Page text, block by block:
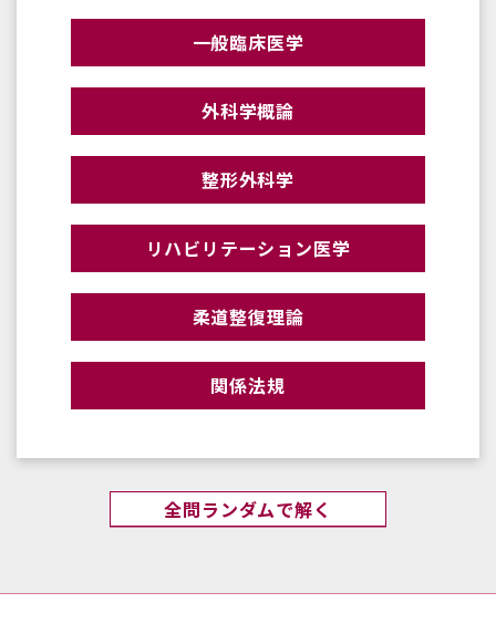
一般臨床医学
外科学概論
整形外科学
リハビリテーション医学
柔道整復理論
関係法規
全問ランダムで解く